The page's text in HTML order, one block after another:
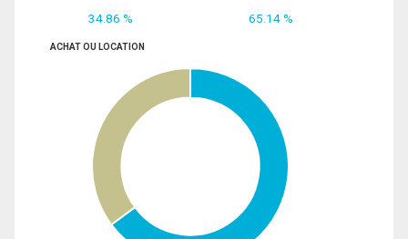
34.86 % 65.14 %
ACHAT OU LOCATION